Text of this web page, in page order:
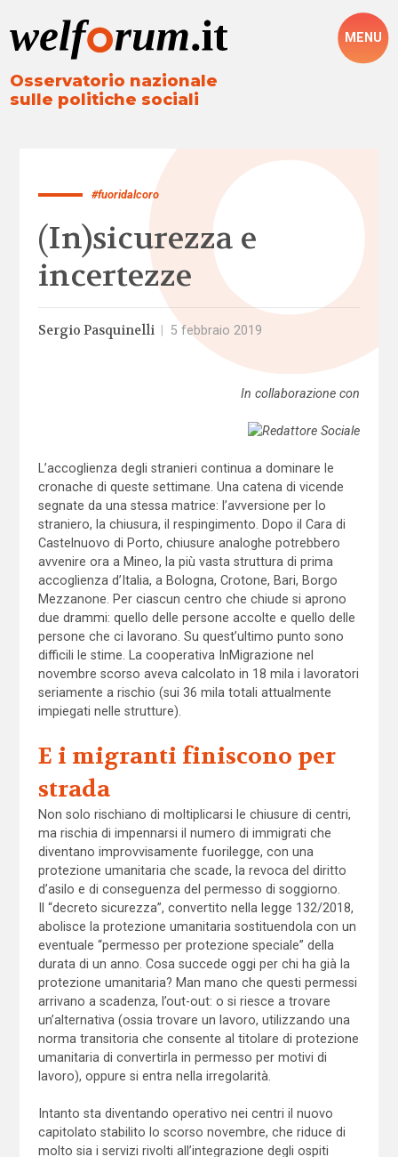
Osservatorio nazionale
sulle politiche sociali
MENU
#fuoridalcoro
(In)sicurezza e
incertezze
Sergio Pasquinelli 5 febbraio 2019
In collaborazione con
L’accoglienza degli stranieri continua a dominare le
cronache di queste settimane. Una catena di vicende
segnate da una stessa matrice: l’avversione per lo
straniero, la chiusura, il respingimento. Dopo il Cara di
Castelnuovo di Porto, chiusure analoghe potrebbero
avvenire ora a Mineo, la più vasta struttura di prima
accoglienza d’Italia, a Bologna, Crotone, Bari, Borgo
Mezzanone. Per ciascun centro che chiude si aprono
due drammi: quello delle persone accolte e quello delle
persone che ci lavorano. Su quest’ultimo punto sono
difficili le stime. La cooperativa InMigrazione nel
novembre scorso aveva calcolato in 18 mila i lavoratori
seriamente a rischio (sui 36 mila totali attualmente
impiegati nelle strutture).
E i migranti finiscono per
strada
Non solo rischiano di moltiplicarsi le chiusure di centri,
ma rischia di impennarsi il numero di immigrati che
diventano improvvisamente fuorilegge, con una
protezione umanitaria che scade, la revoca del diritto
d’asilo e di conseguenza del permesso di soggiorno.
Il “decreto sicurezza”, convertito nella legge 132/2018,
abolisce la protezione umanitaria sostituendola con un
eventuale “permesso per protezione speciale” della
durata di un anno. Cosa succede oggi per chi ha già la
protezione umanitaria? Man mano che questi permessi
arrivano a scadenza, l’out-out: o si riesce a trovare
un’alternativa (ossia trovare un lavoro, utilizzando una
norma transitoria che consente al titolare di protezione
umanitaria di convertirla in permesso per motivi di
lavoro), oppure si entra nella irregolarità.
Intanto sta diventando operativo nei centri il nuovo
capitolato stabilito lo scorso novembre, che riduce di
molto sia i servizi rivolti all’integrazione degli ospiti